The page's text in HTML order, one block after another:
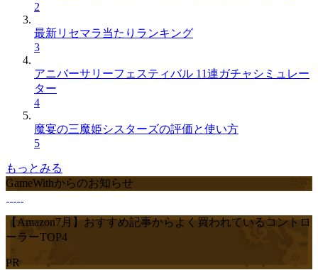
2
最新リセマラ当たりランキング
3
アニバーサリーフェスティバル 11連ガチャシミュレー
ター
4
魔宴の三魔姫シスターズの評価と使い方
5
もっとみる
GameWithからのお知らせ
【Amazon7月】おすすめ記事からよく買われているコントロ
ーラーTOP4
PR